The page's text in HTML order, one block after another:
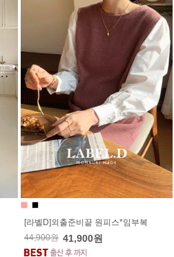
[라벨D]외출준비끝 원피스*임부복
44,900원 41,900원